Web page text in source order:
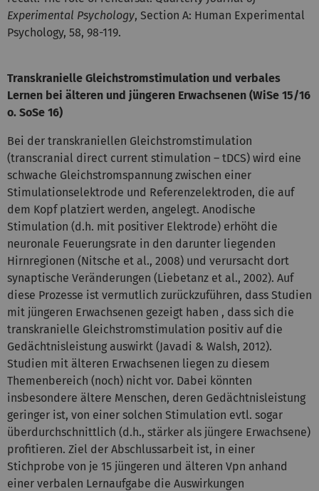
Experimental Psychology, Section A: Human Experimental
Psychology, 58, 98-119.
Transkranielle Gleichstromstimulation und verbales
Lernen bei älteren und jüngeren Erwachsenen (WiSe 15/16
o. SoSe 16)
Bei der transkraniellen Gleichstromstimulation
(transcranial direct current stimulation – tDCS) wird eine
schwache Gleichstromspannung zwischen einer
Stimulationselektrode und Referenzelektroden, die auf
dem Kopf platziert werden, angelegt. Anodische
Stimulation (d.h. mit positiver Elektrode) erhöht die
neuronale Feuerungsrate in den darunter liegenden
Hirnregionen (Nitsche et al., 2008) und verursacht dort
synaptische Veränderungen (Liebetanz et al., 2002). Auf
diese Prozesse ist vermutlich zurückzuführen, dass Studien
mit jüngeren Erwachsenen gezeigt haben , dass sich die
transkranielle Gleichstromstimulation positiv auf die
Gedächtnisleistung auswirkt (Javadi & Walsh, 2012).
Studien mit älteren Erwachsenen liegen zu diesem
Themenbereich (noch) nicht vor. Dabei könnten
insbesondere ältere Menschen, deren Gedächtnisleistung
geringer ist, von einer solchen Stimulation evtl. sogar
überdurchschnittlich (d.h., stärker als jüngere Erwachsene)
profitieren. Ziel der Abschlussarbeit ist, in einer
Stichprobe von je 15 jüngeren und älteren Vpn anhand
einer verbalen Lernaufgabe die Auswirkungen